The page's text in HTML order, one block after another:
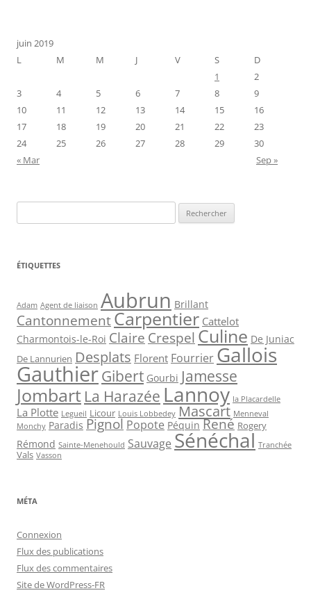
juin 2019
L
M M J V S
D
1
2
3
4 5 6 7 8
9
10
11 12 13 14 15
16
17
18 19 20 21 22
23
24
25 26 27 28 29
30
« Mar
Sep »
ÉTIQUETTES
Adam Agent de liaison Aubrun Brillant
CantonnementCarpentier Cattelot
Charmontois-le-Roi Claire Crespel Culine De Juniac
De Lannurien Desplats Florent FourrierGallois
GauthierGibert Gourbi Jamesse
Jombart La Harazée Lannoy la Placardelle
La Plotte Legueil Licour Louis Lobbedey Mascart Menneval
Monchy Paradis Pignol Popote Péquin René Rogery
Rémond Sainte-Menehould Sauvage Sénéchal Tranchée
Vals Vasson
MÉTA
Connexion
Flux des publications
Flux des commentaires
Site de WordPress-FR